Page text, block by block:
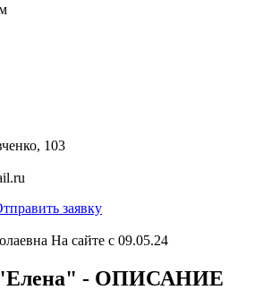
103
заявку
На сайте с 09.05.24
"Елена" - ОПИСАНИЕ